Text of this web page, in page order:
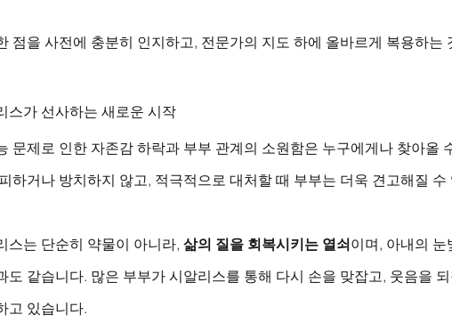
점을 사전에 충분히 인지하고, 전문가의 지도 하에 올바르게 복용하는
스가 선사하는 새로운 시작
문제로 인한 자존감 하락과 부부 관계의 소원함은 누구에게나 찾아올
하거나 방치하지 않고, 적극적으로 대처할 때 부부는 더욱 견고해질 수
스는 단순히 약물이 아니라, 삶의 질을 회복시키는 열쇠이며, 아내의
도 같습니다. 많은 부부가 시알리스를 통해 다시 손을 맞잡고, 웃음을
고 있습니다.